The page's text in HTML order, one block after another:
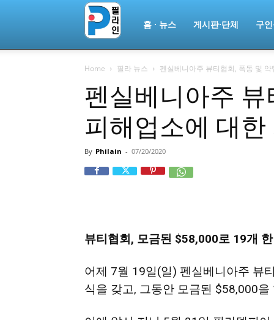
라
인
ￜ
라
홈 · 뉴스 게시판·단체 구
Home 필라 뉴스 펜실베니아주 뷰티협회, 폭동 및
펜실베니아주
피해업소에 대
By Philain - 07/20/2020
뷰티협회, 모금된 $58,000로 19개
어제 7월 19일(일) 펜실베니아주 뷰
식을 갖고, 그동안 모금된 $58,000